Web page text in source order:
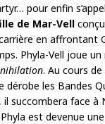
pour enfin
de Mar-Vell
en affrontant
Phyla-Vell joue
. Au cours
dérobe les Bandes
il succombera face à
est devenue